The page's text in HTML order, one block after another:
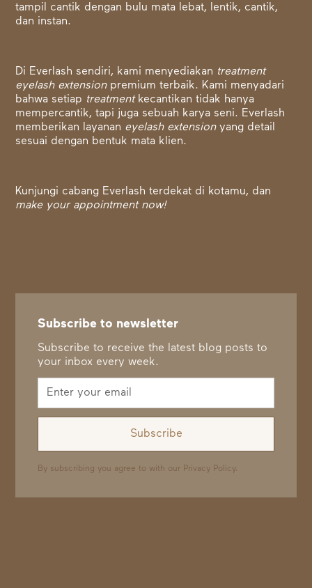
tampil cantik dengan bulu mata lebat, lentik, cantik,
dan instan.
Di Everlash sendiri, kami menyediakan treatment
eyelash extensionpremium terbaik. Kami menyadari
bahwa setiap treatment kecantikan tidak hanya
mempercantik, tapi juga sebuah karya seni. Everlash
memberikan layanan eyelash extensionyang detail
sesuai dengan bentuk mata klien.
Kunjungi cabang Everlash terdekat di kotamu, dan
make your appointment now!
Subscribe to newsletter
Subscribe to receive the latest blog posts to
your inbox every week.
By subscribing you agree to with our Privacy Policy.